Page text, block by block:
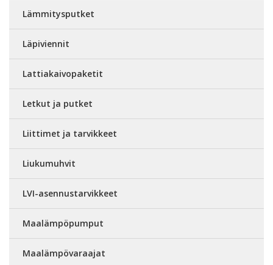
Lämmitysputket
Läpiviennit
Lattiakaivopaketit
Letkut ja putket
Liittimet ja tarvikkeet
Liukumuhvit
LVI-asennustarvikkeet
Maalämpöpumput
Maalämpövaraajat